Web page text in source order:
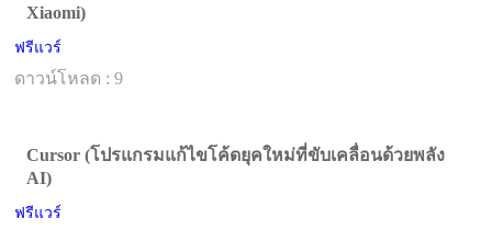
Xiaomi)
ฟรีแวร์
ดาวน์โหลด : 9
Cursor (โปรแกรมแก้ไขโค้ดยุคใหม่ที่ขับเคลื่อนด้วยพลัง
AI)
ฟรีแวร์